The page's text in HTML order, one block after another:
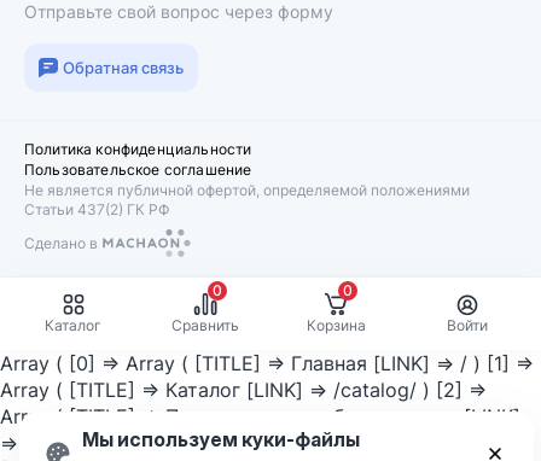
Отправьте свой вопрос через форму
Обратная связь
Политика конфиденциальности
Пользовательское соглашение
Не является публичной офертой, определяемой положениями
Статьи 437(2) ГК РФ
Сделано в
Machaon
Каталог
0
Сравнить
0
Корзина
Войти
Мы используем куки-файлы
Array ( [0] => Array ( [TITLE] => Главная [LINK] => / ) [1] =>
Array ( [TITLE] => Каталог [LINK] => /catalog/ ) [2] =>
Array ( [TITLE] => Промышленное оборудование [LINK]
=> /catalog/promyshlennoe_oborudovanie/ ) [3] => Array (